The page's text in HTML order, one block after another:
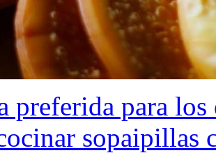
preferida para
sopaipillas